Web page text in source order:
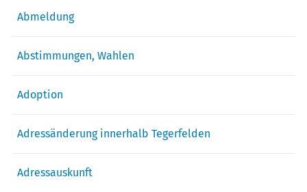
Abmeldung
Abstimmungen, Wahlen
Adoption
Adressänderung innerhalb Tegerfelden
Adressauskunft